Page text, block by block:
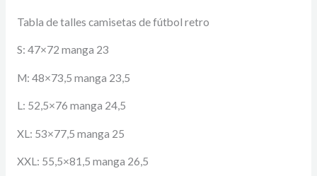
Tabla de talles camisetas de fútbol retro
S: 47×72 manga 23
M: 48×73,5 manga 23,5
L: 52,5×76 manga 24,5
XL: 53×77,5 manga 25
XXL: 55,5×81,5 manga 26,5